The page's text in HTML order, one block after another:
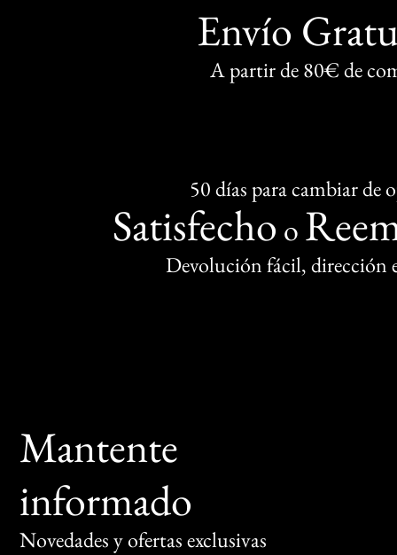
Envío
A partir de 80€ de
50 días para cambiar de
Satisfecho o
Devolución fácil, dirección
Mantente
informado
Novedades y ofertas exclusivas